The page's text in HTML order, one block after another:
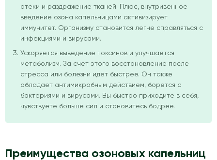
отеки и раздражение тканей. Плюс, внутривенное
введение озона капельницами активизирует
иммунитет. Организму становится легче справляться с
инфекциями и вирусами.
Ускоряется выведение токсинов и улучшается
метаболизм. За счет этого восстановление после
стресса или болезни идет быстрее. Он также
обладает антимикробным действием, борется с
бактериями и вирусами. Вы быстро приходите в себя,
чувствуете больше сил и становитесь бодрее.
Преимущества озоновых капельниц